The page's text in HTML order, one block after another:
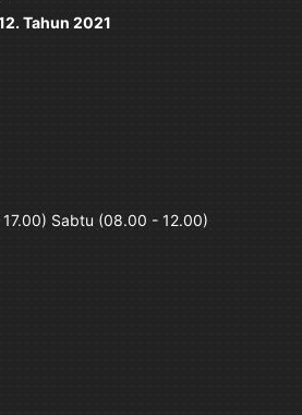
Tahun 2021
Sabtu (08.00 - 12.00)